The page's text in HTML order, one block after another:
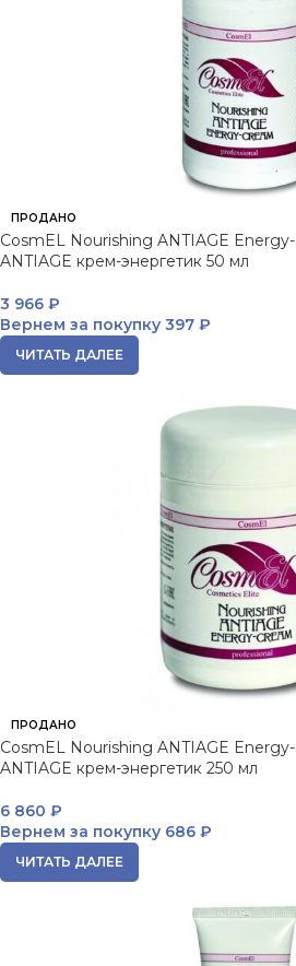
ПРОДАНО
CosmEL Nourishing ANTIAGE
ANTIAGE крем-энергетик 50 мл
3 966 ₽
Вернем за покупку 397 ₽
ЧИТАТЬ ДАЛЕЕ
ПРОДАНО
CosmEL Nourishing ANTIAGE
ANTIAGE крем-энергетик 250 мл
6 860 ₽
Вернем за покупку 686 ₽
ЧИТАТЬ ДАЛЕЕ